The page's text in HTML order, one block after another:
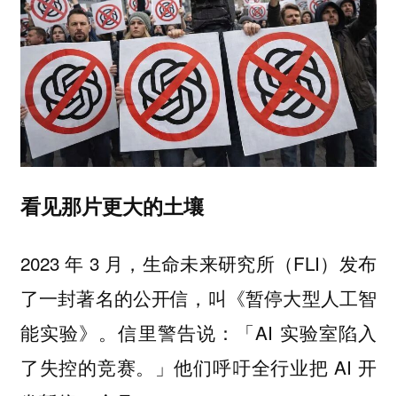
看见那片更大的土壤
2023 年 3 月，生命未来研究所（FLI）发布
了一封著名的公开信，叫《暂停大型人工智
能实验》。信里警告说：「AI 实验室陷入
了失控的竞赛。」他们呼吁全行业把 AI 开